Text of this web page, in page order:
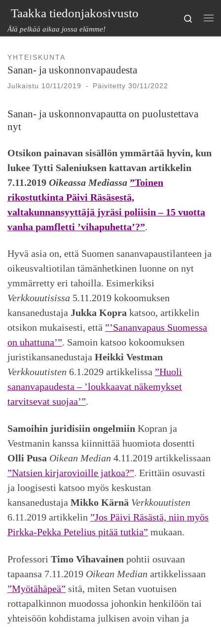
Skip to content
Taakka tiedonjakosivusto
Älä pelkää aikaa jossa elämme!
Search
YHTEISKUNTA
Sanan- ja uskonnonvapaudesta
Julkaistu 10/11/2019 - Päivitetty30/11/2022
Sanan- ja uskonnonvapautta on puolustettava
nyt
Otsikon painavan sisällön ymmärtää hyvin, kun
lukee Tytti Saleniuksen kattavan artikkelin
7.11.2019 Oikeassa Mediassa ”Toinen
rikostutkinta Päivi Räsäsestä,
valtakunnansyyttäjä jyräsi poliisin – 15 vuotta
vanha pamfletti ’vihapuhetta’?”.
Hyvä asia on, että Suomen sananvapaustilanteen ja
oikeusvaltiotilan tämänhetkinen luonne on nyt
ymmärretty eri tahoilla. Esimerkiksi
Verkkouutisissa 5.11.2019 kokoomuksen
kansanedustaja Jukka Kopra katsoo, artikkelin
otsikon mukaisesti, että ”’Sananvapaus Suomessa
on uhattuna’”. Samoin katsoo kokoomuksen
juristikansanedustaja Heikki Vestman
Verkkouutisten 6.1.2029 artikkelissa ”Huoli
sananvapaudesta – ’loukkaavat näkemykset
tarvitsevat suojaa’”.
Samoihin juridisiin ongelmiin Kopran ja
Vestmanin kanssa kiinnittää huomiota dosentti
Olli Pusa Oikean Median 4.11.2019 artikkelissaan
”Natsien kirjarovioille jatkoa?”. Erittäin osuvasti
ja loogisesti katsoo myös keskustan
kansanedustaja Mikko Kärnä Verkkouutisten
6.11.2019 artikkelin ”Jos Päivi Räsästä, niin myös
Pirkka-Pekka Petelius pitää tutkia” mukaan.
Professori Timo Vihavainen pohtii osuvaan
tapaansa 7.11.2019 Oikean Median artikkelissaan
”Myötähäpeä” sitä, miten Setan vuotuisen
rottapalkinnon muodossa johonkin henkilöön tai
yhteisöön kohdistama julkisen avoin vihan ja